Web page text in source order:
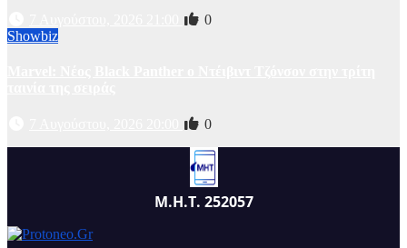
0
Showbiz
0
Μ.Η.Τ. 252057